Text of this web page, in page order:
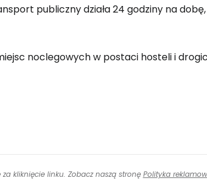
publiczny działa 24 godziny na
noclegowych w postaci hosteli i
kliknięcie linku. Zobacz naszą stronę Polityka